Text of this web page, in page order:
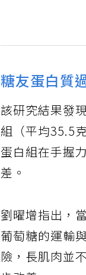
糖友蛋白質
該研究結果發
組（平均35.5
蛋白組在手握
差。
劉曜增指出，
葡萄糖的運輸
險，長肌肉並